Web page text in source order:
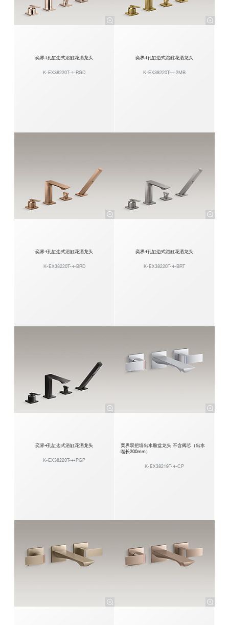
奕界4孔缸边式浴缸花洒龙头
K-EX38220T-4-RGD
奕界4孔缸边式浴缸花洒龙头
K-EX38220T-4-2MB
奕界4孔缸边式浴缸花洒龙头
K-EX38220T-4-BRD
奕界4孔缸边式浴缸花洒龙头
K-EX38220T-4-BRT
奕界4孔缸边式浴缸花洒龙头
K-EX38220T-4-PGP
奕界双把墙出水脸盆龙头 不含阀芯（出水
嘴长200mm）
K-EX38219T-4-CP